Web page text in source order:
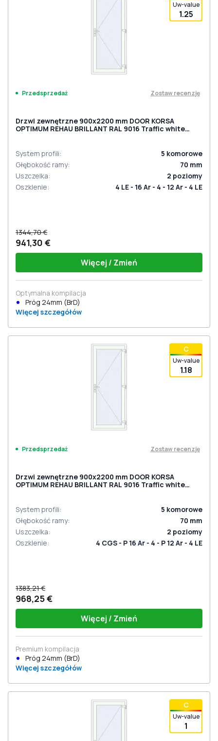
Uw-value
1.25
Przedsprzedaż Zostaw recenzję
Drzwi zewnętrzne 900x2200 mm DOOR KORSA
OPTIMUM REHAU BRILLANT RAL 9016 Traffic white
System profili: 5 komorowe
Głębokość ramy: 70 mm
Uszczelka: 2 poziomy
Oszklenie: 4 LE - 16 Ar - 4 - 12 Ar - 4 LE
1344,70 €
941,30 €
Więcej / Zmień
Optymalna kompilacja
Próg 24mm (BrD)
Więcej szczegółów
С
Uw-value
1.18
Przedsprzedaż Zostaw recenzję
Drzwi zewnętrzne 900x2200 mm DOOR KORSA
OPTIMUM REHAU BRILLANT RAL 9016 Traffic white
System profili: 5 komorowe
Głębokość ramy: 70 mm
Uszczelka: 2 poziomy
Oszklenie: 4 CGS - P 16 Ar - 4 - P 12 Ar - 4 LE
1383,21 €
968,25 €
Więcej / Zmień
Premium kompilacja
Próg 24mm (BrD)
Więcej szczegółów
С
Uw-value
1